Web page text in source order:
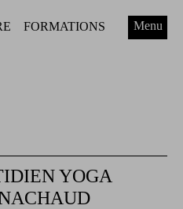
FORMATIONS Menu
YOGA